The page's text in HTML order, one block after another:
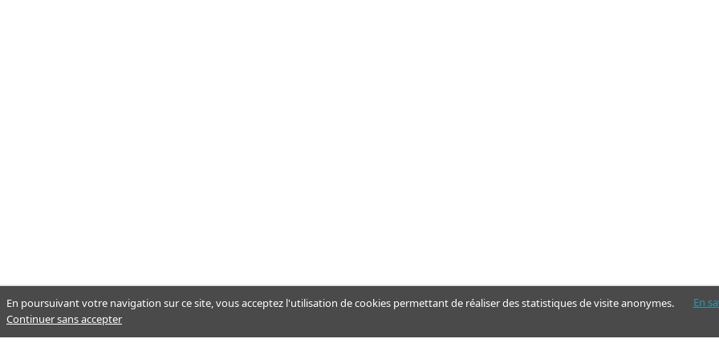
En poursuivant votre navigation sur ce site, vous acceptez l'utilisation de cookies permettant de réaliser des statistiques de visite anonymes. En
Continuer sans accepter